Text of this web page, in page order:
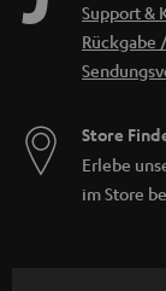
Support &
Rückgabe
Store
Erlebe
im Store